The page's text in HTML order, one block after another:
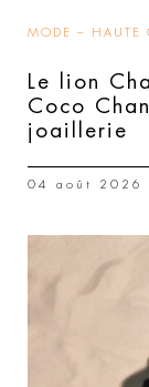
MODE – HAUTE
Le lion
Coco
joaillerie
04 août 2026